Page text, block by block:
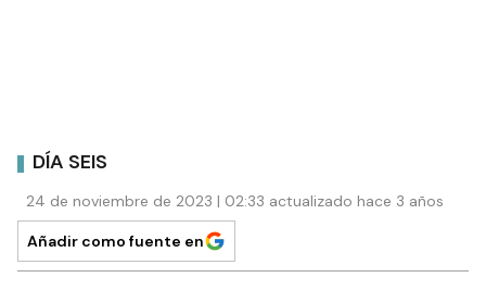
DÍA SEIS
24 de noviembre de 2023 | 02:33 actualizado hace 3 años
Añadir como fuente en